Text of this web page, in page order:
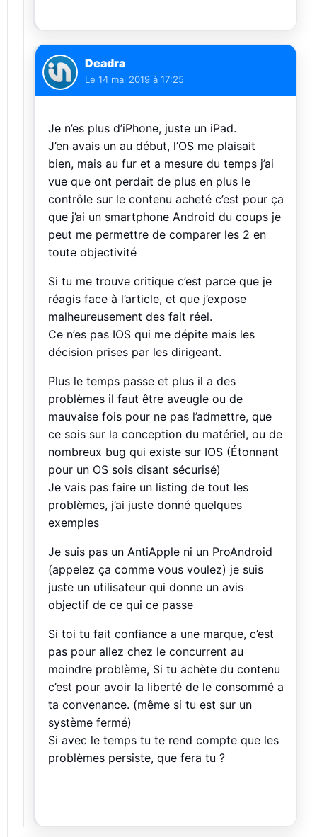
Deadra
Le 14 mai 2019 à 17:25
Je n’es plus d’iPhone, juste un iPad.
J’en avais un au début, l’OS me plaisait
bien, mais au fur et a mesure du temps j’ai
vue que ont perdait de plus en plus le
contrôle sur le contenu acheté c’est pour ça
que j’ai un smartphone Android du coups je
peut me permettre de comparer les 2 en
toute objectivité
Si tu me trouve critique c’est parce que je
réagis face à l’article, et que j’expose
malheureusement des fait réel.
Ce n’es pas IOS qui me dépite mais les
décision prises par les dirigeant.
Plus le temps passe et plus il a des
problèmes il faut être aveugle ou de
mauvaise fois pour ne pas l’admettre, que
ce sois sur la conception du matériel, ou de
nombreux bug qui existe sur IOS (Étonnant
pour un OS sois disant sécurisé)
Je vais pas faire un listing de tout les
problèmes, j’ai juste donné quelques
exemples
Je suis pas un AntiApple ni un ProAndroid
(appelez ça comme vous voulez) je suis
juste un utilisateur qui donne un avis
objectif de ce qui ce passe
Si toi tu fait confiance a une marque, c’est
pas pour allez chez le concurrent au
moindre problème, Si tu achète du contenu
c’est pour avoir la liberté de le consommé a
ta convenance. (même si tu est sur un
système fermé)
Si avec le temps tu te rend compte que les
problèmes persiste, que fera tu ?